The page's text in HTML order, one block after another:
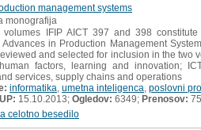
management systems
monografija
volumes IFIP AICT 397 and 398
in Production Management
and selected for inclusion in the two
factors, learning and innovation;
services, supply chains and operations
informatika umetna inteligenca poslovni
15.10.2013; Ogledov: 6349; Prenosov: 75
celotno besedilo